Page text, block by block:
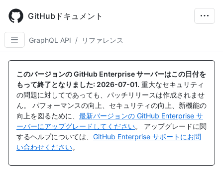
main
content
GitHubドキュメント
GraphQL API / リファレンス
このバージョンの GitHub Enterprise サーバーはこの日付を
もって終了となりました: 2026-07-01. 重大なセキュリティ
の問題に対してであっても、パッチリリースは作成されませ
ん。 パフォーマンスの向上、セキュリティの向上、新機能の
向上を図るために、 最新バージョンの GitHub Enterprise サ
ーバーにアップグレードしてください。 アップグレードに関
するヘルプについては、 GitHub Enterprise サポートにお問
い合わせください。